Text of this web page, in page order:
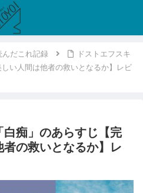
んだこれ記録
ドストエフスキ
い人間は他者の救いとなるか】レビ
白痴」のあらすじ【完
の救いとなるか】レ